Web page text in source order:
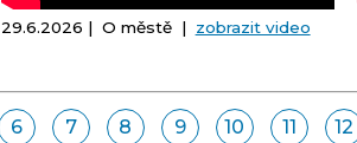
29.6.2026 | O městě | zobrazit video
6 7 8 9 10 11 12